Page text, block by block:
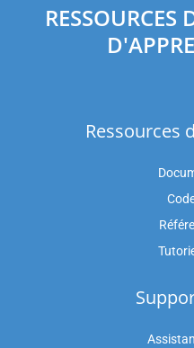
RESSOURCES
Ressources